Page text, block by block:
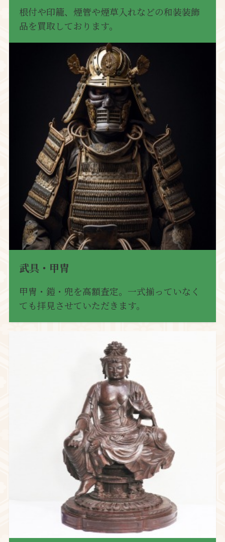
根付や印籠、煙管や煙草入れなどの和装装飾
品を買取しております。
武具・甲冑
甲冑・鎧・兜を高額査定。一式揃っていなく
ても拝見させていただきます。